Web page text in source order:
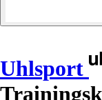
Uhlsport